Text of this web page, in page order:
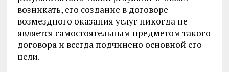
возникать, его создание в договоре
возмездного оказания услуг никог­да не
является самостоятельным предметом такого
договора и всегда подчинено основной его
цели.